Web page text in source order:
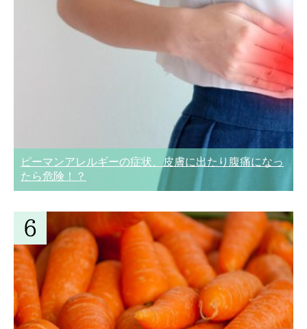
ピーマンアレルギーの症状、皮膚に出たり腹痛になっ
たら危険！？